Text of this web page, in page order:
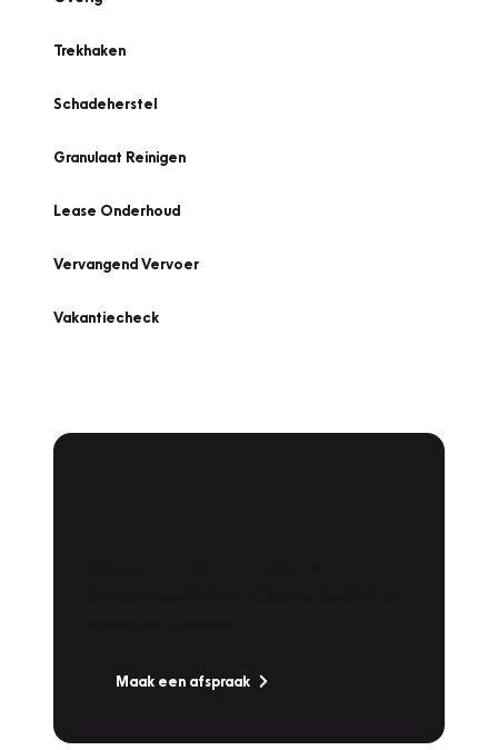
Trekhaken
Schadeherstel
Granulaat Reinigen
Lease Onderhoud
Vervangend Vervoer
Vakantiecheck
Maak een afspraak